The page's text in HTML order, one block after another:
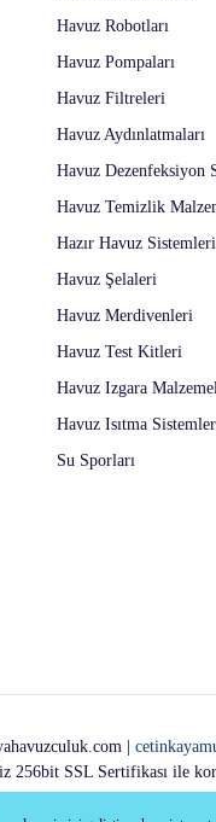
Havuz Robotları
Havuz Pompaları
Havuz Filtreleri
Havuz Aydınlatmaları
Havuz Dezenfeksiyon
Havuz Temizlik
Hazır Havuz Sistemleri
Havuz Şelaleri
Havuz Merdivenleri
Havuz Test Kitleri
Havuz Izgara
Havuz Isıtma
Su Sporları
|
SSL Sertifikası ile